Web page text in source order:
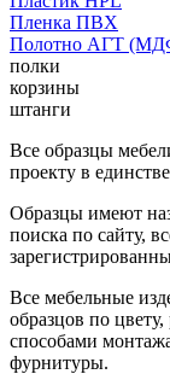
Пленка ПВХ
Полотно АГТ
полки
корзины
штанги
Все образцы
проекту в
Образцы имеют
поиска по сайту,
Все мебельные
образцов по
способами
фурнитуры.